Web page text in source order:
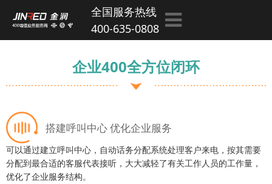
全国服务热线
400-635-0808
企业400全方位闭环
搭建呼叫中心 优化企业服务
可以通过建立呼叫中心，自动话务分配系统处理客户来电，按其需要
分配到最合适的客服代表接听，大大减轻了有关工作人员的工作量，
优化了企业服务结构。